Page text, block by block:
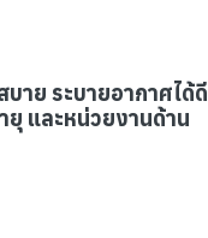
าย ระบายอากาศได้ดี
ยุ และหน่วยงานด้าน